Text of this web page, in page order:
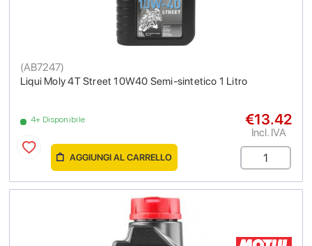
Liqui Moly 4T Street 10W40 Semi-sintetico 1 Litro
(AB7247)
4+ Disponibile €13.42
Incl. IVA
AGGIUNGI AL CARRELLO